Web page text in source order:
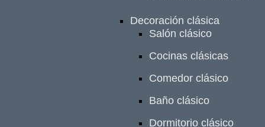
Decoración clásica
Salón clásico
Cocinas clásicas
Comedor clásico
Baño clásico
Dormitorio clásico